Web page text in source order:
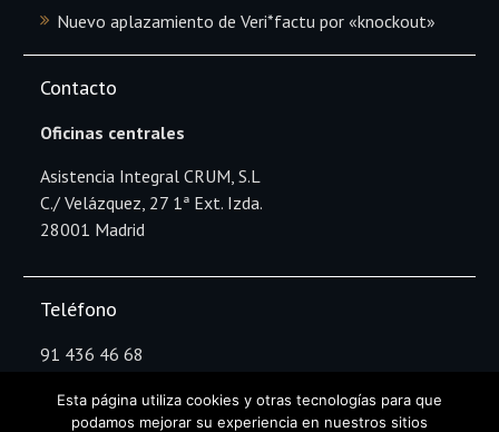
Nuevo aplazamiento de Veri*factu por «knockout»
Contacto
Oficinas centrales
Asistencia Integral CRUM, S.L
C./ Velázquez, 27 1ª Ext. Izda.
28001 Madrid
Teléfono
91 436 46 68
Esta página utiliza cookies y otras tecnologías para que
podamos mejorar su experiencia en nuestros sitios